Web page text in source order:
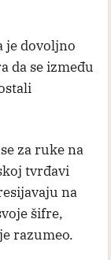
je dovoljno
da se između
za ruke na
tvrđavi
na
šifre,
razumeo.